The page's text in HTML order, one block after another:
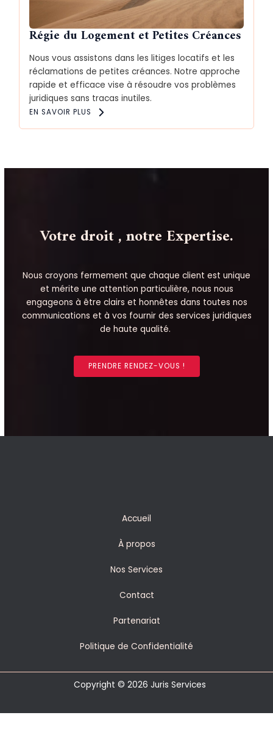
Régie du Logement et Petites Créances
Nous vous assistons dans les litiges locatifs et les
réclamations de petites créances. Notre approche
rapide et efficace vise à résoudre vos problèmes
juridiques sans tracas inutiles.
EN SAVOIR PLUS
Votre droit , notre Expertise.
Nous croyons fermement que chaque client est unique
et mérite une attention particulière, nous nous
engageons à être clairs et honnêtes dans toutes nos
communications et à vos fournir des services juridiques
de haute qualité.
PRENDRE RENDEZ-VOUS !
Accueil
À propos
Nos Services
Contact
Partenariat
Politique de Confidentialité
Copyright © 2026 Juris Services